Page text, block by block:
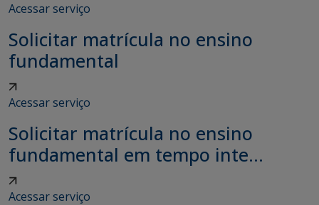
Acessar serviço
Solicitar matrícula no ensino
fundamental
Acessar serviço
Solicitar matrícula no ensino
fundamental em tempo inte...
Acessar serviço